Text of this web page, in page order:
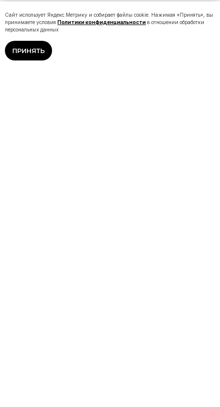
Сайт использует Яндекс.Метрику и собирает файлы cookie. Нажимая «Принять», вы
принимаете условия Политики конфиденциальности в отношении обработки
персональных данных
ПРИНЯТЬ